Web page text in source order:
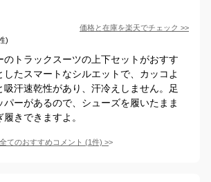
価格と在庫を楽天でチェック >>
)
のトラックスーツの上下セットがおすす
したスマートなシルエットで、カッコよ
吸汗速乾性があり、汗冷えしません。足
パーがあるので、シューズを履いたまま
きできますよ。
全てのおすすめコメント (1件) >